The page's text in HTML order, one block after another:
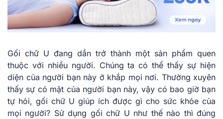
Gối chữ U đang dần trở thành một sản phẩm quen
thuộc với nhiều người. Chúng ta có thể thấy sự hiện
diện của người bạn này ở khắp mọi nơi. Thường xuyên
thấy sự có mặt của người bạn này, vậy có bao giờ bạn
tự hỏi, gối chữ U giúp ích được gì cho sức khỏe của
mọi người? Sử dụng gối chữ U như thế nào thì đúng